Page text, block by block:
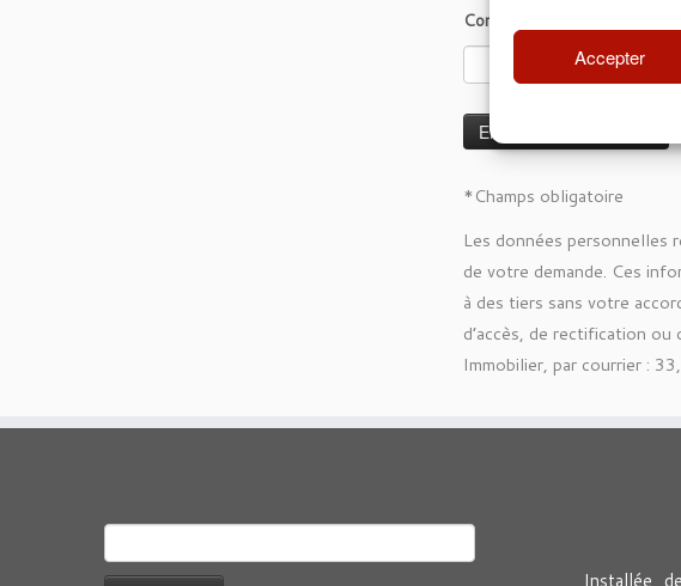
Accepter
Combien font 3 + 6 ?
*Champs obligatoire
Les données personnelles
de votre demande. Ces
à des tiers sans votre
d’accès, de rectification
Immobilier, par courrier :
Installée